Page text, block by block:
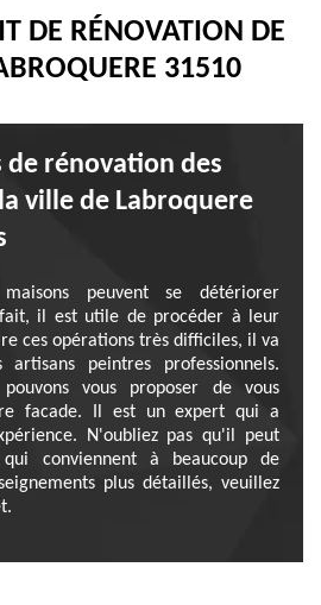
DE RÉNOVATION DE
31510
de rénovation des
ville de Labroquere
peuvent se détériorer
fait, il est utile de procéder à leur
ces opérations très difficiles, il va
peintres professionnels.
vous proposer de vous
facade. Il est un expert qui a
N'oubliez pas qu'il peut
conviennent à beaucoup de
plus détaillés, veuillez